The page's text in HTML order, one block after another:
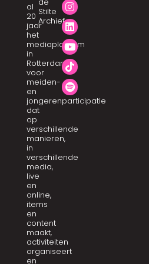
al
20
jaar
het
mediaplatform
in
Rotterdam
voor
meiden-
en
jongerenparticipatie
dat
op
verschillende
manieren,
in
verschillende
media,
live
en
online,
items
en
content
maakt,
activiteiten
organiseert
en
de
Stilte
Archief